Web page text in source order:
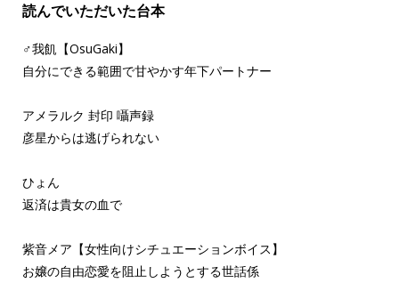
読んでいただいた台本
♂我飢【OsuGaki】
自分にできる範囲で甘やかす年下パートナー
アメラルク 封印 囁声録
彦星からは逃げられない
ひょん
返済は貴女の血で
紫音メア【女性向けシチュエーションボイス】
お嬢の自由恋愛を阻止しようとする世話係